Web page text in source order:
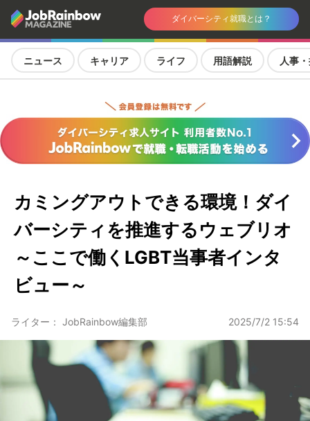
ダイバーシティ就職とは？
ニュース キャリア ライフ 用語解説 人事
カミングアウトできる環境！ダイ
バーシティを推進するウェブリオ
～ここで働くLGBT当事者インタ
ビュー～
ライター： JobRainbow編集部 2025/7/2 15:54